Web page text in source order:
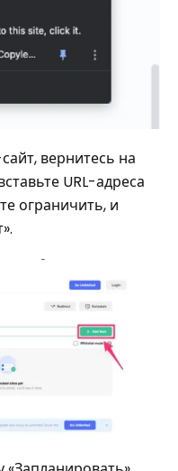
вернитесь на
URL-адреса
ограничить, и